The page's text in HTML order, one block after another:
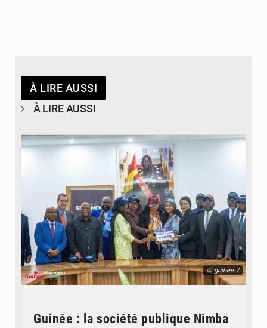
À LIRE AUSSI
À LIRE AUSSI
© guinée 7
Guinée : la société publique Nimba